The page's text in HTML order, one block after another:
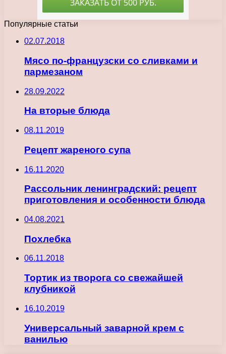
Популярные статьи
02.07.2018
Мясо по-французски со сливками и
пармезаном
28.09.2022
На вторые блюда
08.11.2019
Рецепт жареного супа
16.11.2020
Рассольник ленинградский: рецепт
приготовления и особенности блюда
04.08.2021
Похлебка
06.11.2018
Тортик из творога со свежайшей
клубникой
16.10.2019
Универсальный заварной крем с
ванилью